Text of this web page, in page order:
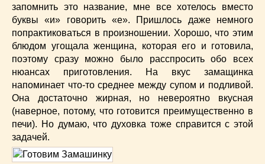
Французская кухня(22)
Хлеб(21)
Что приготовить из тыквы(14)
Что приготовить на завтрак?(68)
Что приготовить на ужин?(254)
Японская кухня
запомнить это название, мне все хотелось вместо
буквы «и» говорить «е». Пришлось даже немного
попрактиковаться в произношении. Хорошо, что этим
блюдом угощала женщина, которая его и готовила,
поэтому сразу можно было расспросить обо всех
нюансах приготовления. На вкус замащинка
напоминает что-то среднее между супом и подливой.
Она достаточно жирная, но невероятно вкусная
(наверное, потому, что готовится преимущественно в
печи). Но думаю, что духовка тоже справится с этой
задачей.